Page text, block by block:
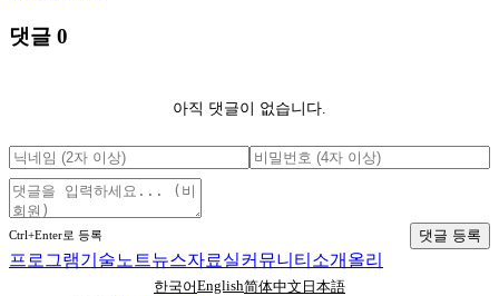
댓글 0
아직 댓글이 없습니다.
Ctrl+Enter로 등록 댓글 등록
프로그램기술노트뉴스자료실커뮤니티 소개 올리
한국어English简体中文 日本語